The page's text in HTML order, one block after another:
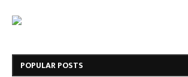
POPULAR POSTS